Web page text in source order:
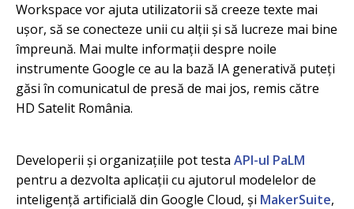
Workspace vor ajuta utilizatorii să creeze texte mai
ușor, să se conecteze unii cu alții și să lucreze mai bine
împreună. Mai multe informații despre noile
instrumente Google ce au la bază IA generativă puteți
găsi în comunicatul de presă de mai jos, remis către
HD Satelit România.
Developerii și organizațiile pot testa API-ul PaLM
pentru a dezvolta aplicații cu ajutorul modelelor de
inteligență artificială din Google Cloud, și MakerSuite,